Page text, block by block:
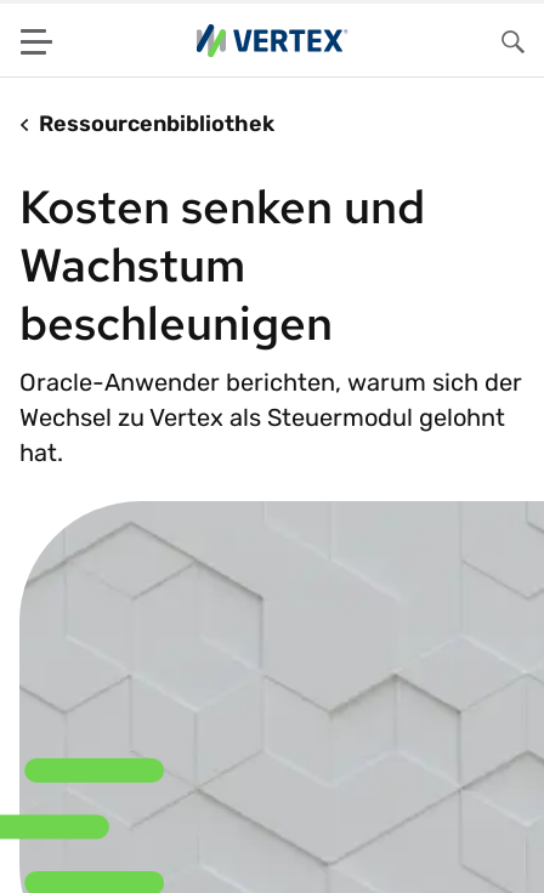
Menu
Ressourcenbibliothek
Kosten senken und
Wachstum
beschleunigen
Oracle-Anwender berichten, warum sich der
Wechsel zu Vertex als Steuermodul gelohnt
hat.